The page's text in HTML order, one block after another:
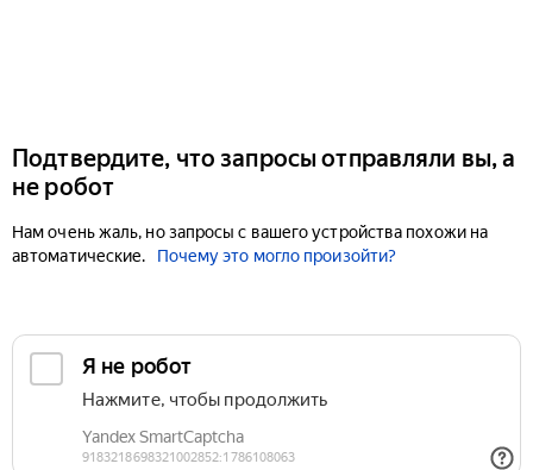
Подтвердите, что запросы отправляли вы, а
не робот
Нам очень жаль, но запросы с вашего устройства похожи на
автоматические.
Почему это могло произойти?